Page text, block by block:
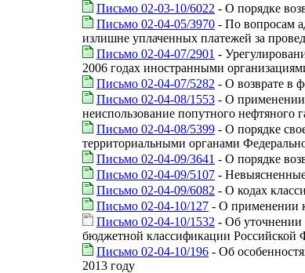
Письмо 02-03-10/6022 - О порядке
Письмо 02-04-05/3970 - По вопросам
излишне уплаченных платежей за
Письмо 02-04-07/2901 -
2006 годах иностранными
Письмо 02-04-07/5282 - О возврате в
Письмо 02-04-08/1553 - О применении
неиспользование попутного нефтяного
Письмо 02-04-08/5399 - О порядке
территориальными органами
Письмо 02-04-09/3641 - О порядке
Письмо 02-04-09/5107 -
Письмо 02-04-09/6082 - О кодах
Письмо 02-04-10/127 - О применении
Письмо 02-04-10/1532 - Об уточнении
бюджетной классификации Российской
Письмо 02-04-10/196 - Об
2013 году